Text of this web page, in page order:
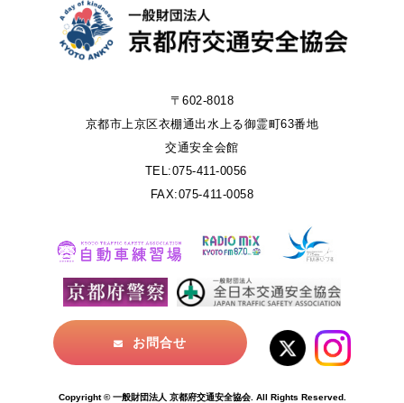
〒602-8018
京都市上京区衣棚通出水上る御霊町63番地
交通安全会館
TEL:075-411-0056
FAX:075-411-0058
お問合せ
Copyright © 一般財団法人 京都府交通安全協会. All Rights Reserved.